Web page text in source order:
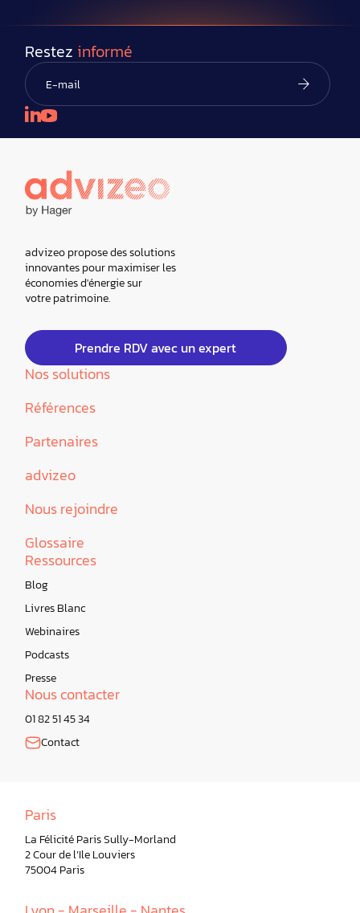
Restez informé
advizeo propose des solutions
innovantes pour maximiser les
économies d'énergie sur
votre patrimoine.
Prendre RDV avec un expert
Nos solutions
Références
Partenaires
advizeo
Nous rejoindre
Glossaire
Ressources
Blog
Livres Blanc
Webinaires
Podcasts
Presse
Nous contacter
01 82 51 45 34
Contact
Paris
La Félicité Paris Sully-Morland
2 Cour de l’Ile Louviers
75004 Paris